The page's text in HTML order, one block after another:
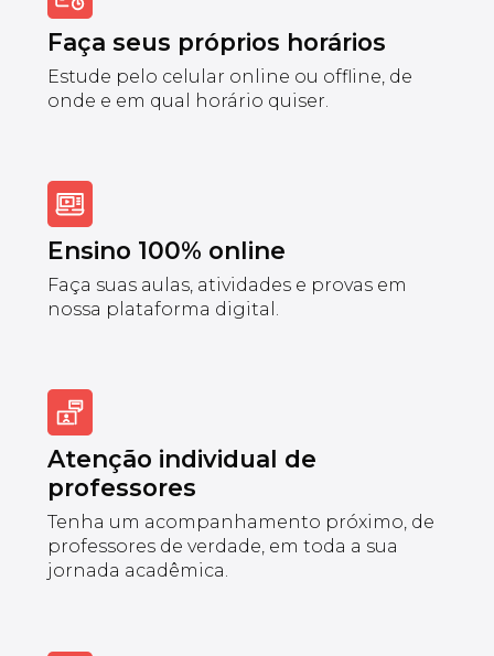
Faça seus próprios horários
Estude pelo celular online ou offline, de
onde e em qual horário quiser.
Ensino 100% online
Faça suas aulas, atividades e provas em
nossa plataforma digital.
Atenção individual de
professores
Tenha um acompanhamento próximo, de
professores de verdade, em toda a sua
jornada acadêmica.